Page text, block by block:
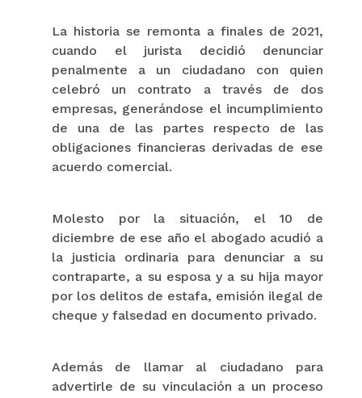
La historia se remonta a finales de 2021,
cuando el jurista decidió denunciar
penalmente a un ciudadano con quien
celebró un contrato a través de dos
empresas, generándose el incumplimiento
de una de las partes respecto de las
obligaciones financieras derivadas de ese
acuerdo comercial.
Molesto por la situación, el 10 de
diciembre de ese año el abogado acudió a
la justicia ordinaria para denunciar a su
contraparte, a su esposa y a su hija mayor
por los delitos de estafa, emisión ilegal de
cheque y falsedad en documento privado.
Además de llamar al ciudadano para
advertirle de su vinculación a un proceso